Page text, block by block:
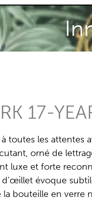
17-
toutes les attentes
orné de
luxe et forte
évoque
la bouteille en verre